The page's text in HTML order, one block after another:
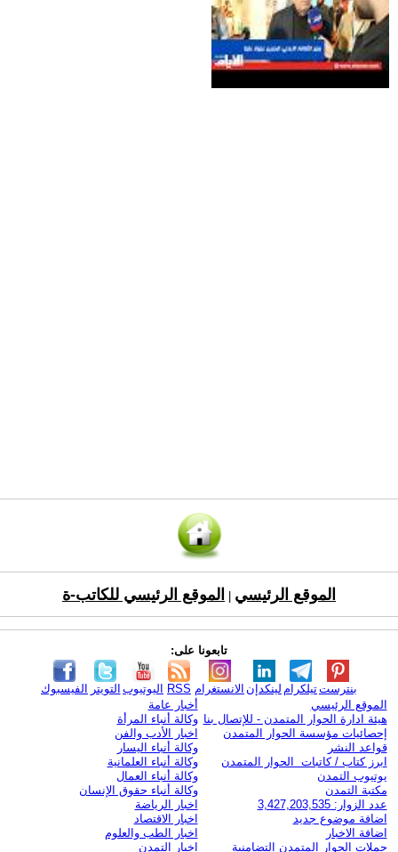
الموقع الرئيسي الموقع الرئيسي للكاتب-ة
تابعونا على:
الفيسبوك التويتر اليوتيوب RSS الانستغرام لينكدإن تيلكرامبنترست
الموقع الرئيسي
هيئة ادارة الحوار المتمدن - للإتصال بنا
إحصائيات مؤسسة الحوار المتمدن
قواعد النشر
ابرز كتاب / كاتبات الحوار المتمدن
يوتيوب التمدن
مكتبة التمدن
عدد الزوار: 3,427,203,535
اضافة موضوع جديد
اضافة الاخبار
حملات الحوار المتمدن التضامنية
أخبار عامة
وكالة أنباء المرأة
اخبار الأدب والفن
وكالة أنباء اليسار
وكالة أنباء العلمانية
وكالة أنباء العمال
وكالة أنباء حقوق الإنسان
اخبار الرياضة
اخبار الاقتصاد
اخبار الطب والعلوم
اخبار التمدن